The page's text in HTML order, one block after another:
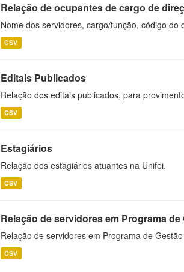
Relação de ocupantes de cargo de
Nome dos servidores, cargo/função, código do
CSV
Editais Publicados
Relação dos editais publicados, para
CSV
Estagiários
Relação dos estagiários atuantes na Unifei.
CSV
Relação de servidores em Programa
Relação de servidores em Programa de
CSV